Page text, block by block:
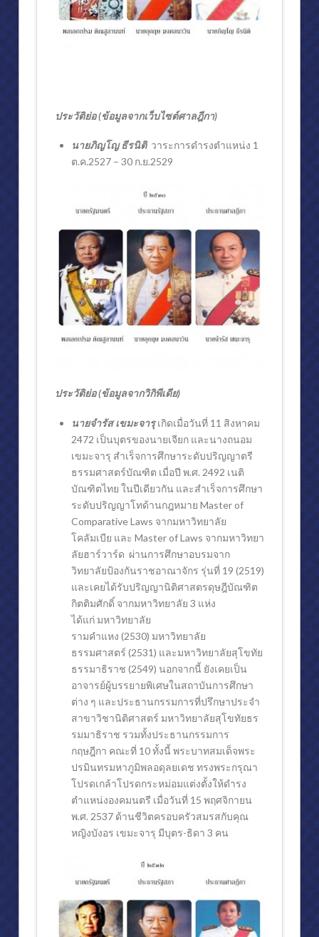
การจัดแสดงภายในพิพิธภัณฑ์สักทอง (๔)
การจัดแสดงภายใน ชั้นแรก
บรรยากาศ วัดถ้ำสิงโตทอง จ.ราชบุรี
หุ่นขี้ผึ้ง (ไฟเบอร์กลาส)
งานอดิเรก
งานประพันธ์เพลง
งานออกแบบ
E-BOOK
รางวัลอุกฤษ มงคลนาวิน ‘นิติศาสตร์เพื่อสังคม’
พระมหาคัมภีร์อัลกุรอาน
ปรัชญานักบริหาร
หลักสำคัญในการดำรงชีวิต (๑)
กิจกรรม
ประวัติย่อ (ข้อมูลจากเว็บไซต์ศาลฎีกา)
นายภิญโญ ธีรนิติวาระการดำรงตำแหน่ง 1
ต.ค.2527 – 30 ก.ย.2529
ประวัติย่อ (ข้อมูลจากวิกิพีเดีย)
นายจำรัส เขมะจารุเกิดเมื่อวันที่ 11 สิงหาคม
2472 เป็นบุตรของนายเจียก และนางถนอม
เขมะจารุ สำเร็จการศึกษาระดับปริญญาตรี
ธรรมศาสตร์บัณฑิต เมื่อปี พ.ศ. 2492 เนติ
บัณฑิตไทย ในปีเดียวกัน และสำเร็จการศึกษา
ระดับปริญญาโทด้านกฎหมาย Master of
Comparative Laws จากมหาวิทยาลัย
โคลัมเบีย และ Master of Laws จากมหาวิทยา
ลัยฮาร์วาร์ด ผ่านการศึกษาอบรมจาก
วิทยาลัยป้องกันราชอาณาจักร รุ่นที่ 19 (2519)
และเคยได้รับปริญญานิติศาสตรดุษฎีบัณฑิต
กิตติมศักดิ์ จากมหาวิทยาลัย 3 แห่ง
ได้แก่ มหาวิทยาลัย
รามคำแหง (2530) มหาวิทยาลัย
ธรรมศาสตร์ (2531) และมหาวิทยาลัยสุโขทัย
ธรรมาธิราช (2549) นอกจากนี้ ยังเคยเป็น
อาจารย์ผู้บรรยายพิเศษในสถาบันการศึกษา
ต่าง ๆ และประธานกรรมการที่ปรึกษาประจำ
สาขาวิชานิติศาสตร์ มหาวิทยาลัยสุโขทัยธร
รมมาธิราช รวมทั้งประธานกรรมการ
กฤษฎีกา คณะที่ 10 ทั้งนี้ พระบาทสมเด็จพระ
ปรมินทรมหาภูมิพลอดุลยเดช ทรงพระกรุณา
โปรดเกล้าโปรดกระหม่อมแต่งตั้งให้ดำรง
ตำแหน่งองคมนตรี เมื่อวันที่ 15 พฤศจิกายน
พ.ศ. 2537 ด้านชีวิตครอบครัวสมรสกับคุณ
หญิงบังอร เขมะจารุ มีบุตร-ธิดา 3 คน